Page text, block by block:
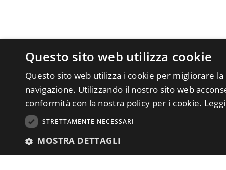
Questo sito web utilizza cookie
Questo sito web utilizza i cookie per migliorare
navigazione. Utilizzando il nostro sito web
conformità con la nostra policy per i cookie.
STRETTAMENTE NECESSARI
MOSTRA DETTAGLI